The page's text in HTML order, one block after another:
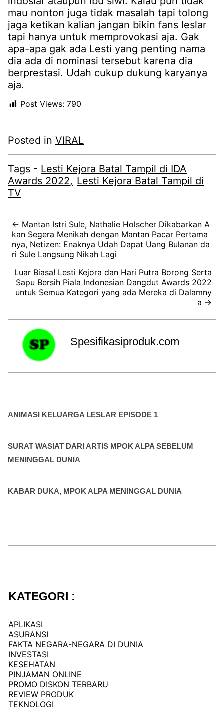
mau nonton juga tidak masalah tapi tolong
jaga ketikan kalian jangan bikin fans leslar
tapi hanya untuk memprovokasi aja. Gak
apa-apa gak ada Lesti yang penting nama
dia ada di nominasi tersebut karena dia
berprestasi. Udah cukup dukung karyanya
aja.
Post Views: 790
Posted in VIRAL
Tags - Lesti Kejora Batal Tampil di IDA
Awards 2022
Lesti Kejora Batal Tampil di
TV
← Mantan Istri Sule, Nathalie Holscher Dikabarkan A
kan Segera Menikah dengan Mantan Pacar Pertama
nya, Netizen: Enaknya Udah Dapat Uang Bulanan da
ri Sule Langsung Nikah Lagi
Luar Biasa! Lesti Kejora dan Hari Putra Borong Serta
Sapu Bersih Piala Indonesian Dangdut Awards 2022
untuk Semua Kategori yang ada Mereka di Dalamny
a →
Spesifikasiproduk.com
ANIMASI KELUARGA LESLAR EPISODE 1
SURAT WASIAT DARI ARTIS MPOK ALPA SEBELUM
MENINGGAL DUNIA
KABAR DUKA, MPOK ALPA MENINGGAL DUNIA
KATEGORI :
APLIKASI
ASURANSI
FAKTA NEGARA-NEGARA DI DUNIA
INVESTASI
KESEHATAN
PINJAMAN ONLINE
PROMO DISKON TERBARU
REVIEW PRODUK
TEKNOLOGI